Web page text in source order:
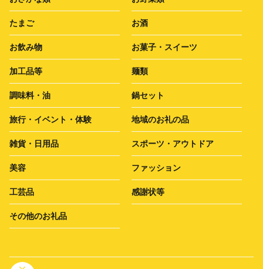
たまご お酒
お飲み物 お菓子・スイーツ
加工品等 麺類
調味料・油 鍋セット
旅行・イベント・体験 地域のお礼の品
雑貨・日用品 スポーツ・アウトドア
美容 ファッション
工芸品 感謝状等
その他のお礼品